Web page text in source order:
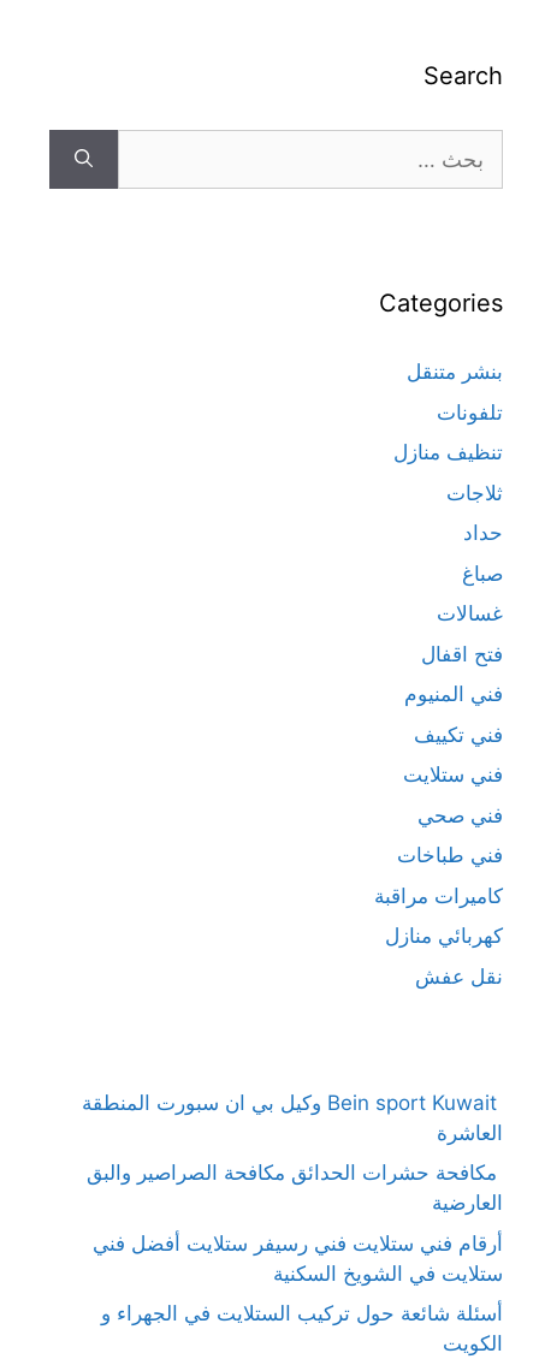
Search
Categories
بنشر متنقل
تلفونات
تنظيف منازل
ثلاجات
حداد
صباغ
غسالات
فتح اقفال
فني المنيوم
فني تكييف
فني ستلايت
فني صحي
فني طباخات
كاميرات مراقبة
كهربائي منازل
نقل عفش
Bein sport Kuwait وكيل بي ان سبورت المنطقة
العاشرة
مكافحة حشرات الحدائق مكافحة الصراصير والبق
العارضية
أرقام فني ستلايت فني رسيفر ستلايت أفضل فني
ستلايت في الشويخ السكنية
أسئلة شائعة حول تركيب الستلايت في الجهراء و
الكويت